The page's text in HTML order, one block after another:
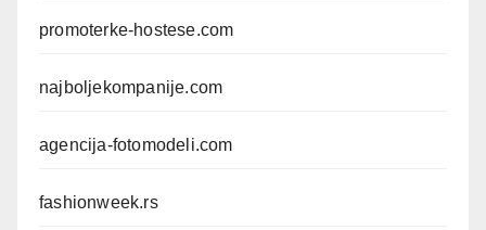
promoterke-hostese.com
najboljekompanije.com
agencija-fotomodeli.com
fashionweek.rs